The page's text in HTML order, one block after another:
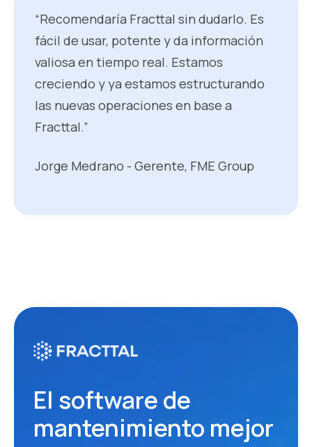
“Recomendaría Fracttal sin dudarlo. Es
fácil de usar, potente y da información
valiosa en tiempo real. Estamos
creciendo y ya estamos estructurando
las nuevas operaciones en base a
Fracttal.”
Jorge Medrano - Gerente, FME Group
El software de
mantenimiento mejor